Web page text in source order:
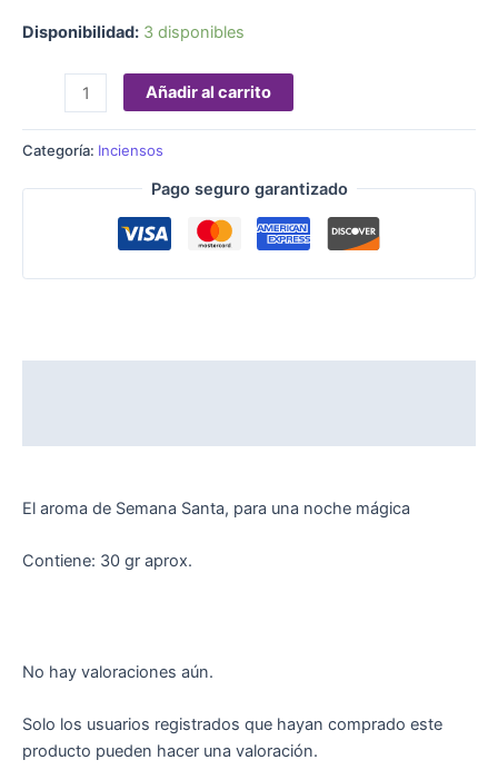
Disponibilidad: 3 disponibles
Añadir al carrito
Categoría: Inciensos
Pago seguro garantizado
El aroma de Semana Santa, para una noche mágica
Contiene: 30 gr aprox.
No hay valoraciones aún.
Solo los usuarios registrados que hayan comprado este
producto pueden hacer una valoración.